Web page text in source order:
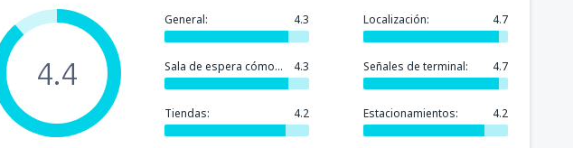
General: 4.3 Localización: 4.7
Sala de espera cómoda: 4.3 Señales de terminal: 4.7
Tiendas: 4.2 Estacionamientos: 4.2
4.4